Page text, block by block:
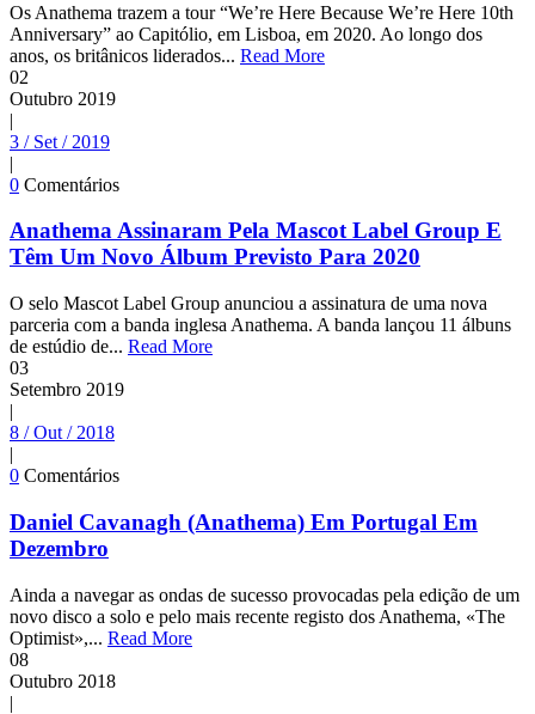
Os Anathema trazem a tour “We’re Here Because We’re Here 10th
Anniversary” ao Capitólio, em Lisboa, em 2020. Ao longo dos
anos, os britânicos liderados... Read More
02
Outubro 2019
|
3 / Set / 2019
|
0 Comentários
Anathema Assinaram Pela Mascot Label Group E
Têm Um Novo Álbum Previsto Para 2020
O selo Mascot Label Group anunciou a assinatura de uma nova
parceria com a banda inglesa Anathema. A banda lançou 11 álbuns
de estúdio de... Read More
03
Setembro 2019
|
8 / Out / 2018
|
0 Comentários
Daniel Cavanagh (Anathema) Em Portugal Em
Dezembro
Ainda a navegar as ondas de sucesso provocadas pela edição de um
novo disco a solo e pelo mais recente registo dos Anathema, «The
Optimist»,... Read More
08
Outubro 2018
|